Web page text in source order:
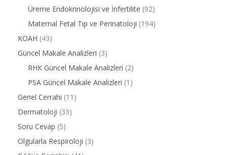
Üreme Endokrinolojisi ve İnfertilite (92)
Maternal Fetal Tıp ve Perinatoloji (194)
KOAH (43)
Güncel Makale Analizleri (3)
RHK Güncel Makale Analizleri (2)
PSA Güncel Makale Analizleri (1)
Genel Cerrahi (11)
Dermatoloji (33)
Soru Cevap (5)
Olgularla Respiroloji (3)